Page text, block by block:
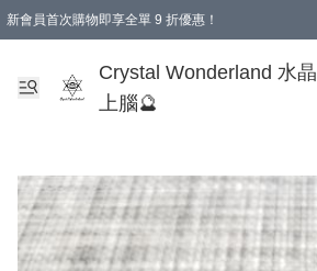
新會員首次購物即享全單 9 折優惠！
Crystal Wonderland 水晶
上腦🔮